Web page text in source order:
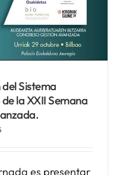
Sistema
la XXII Semana
es presentar